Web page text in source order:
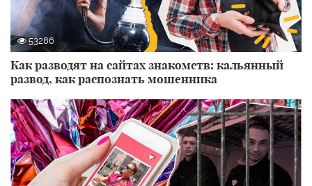
53286
Как разводят на сайтах знакомств: кальянный
развод, как распознать мошенника